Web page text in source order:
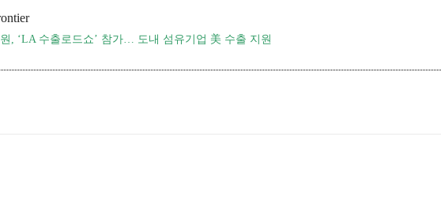
, ‘LA 수출로드쇼’ 참가… 도내 섬유기업 美 수출 지원